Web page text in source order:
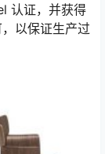
认证，并获得
以保证生产过